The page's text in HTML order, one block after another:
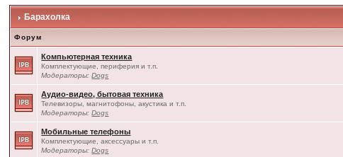
Барахолка
Форум
Компьютерная техника
Комплектующие, периферия и т.п.
Модераторы:Dogs
Аудио-видео, бытовая техника
Телевизоры, магнитофоны, акустика и т.п.
Модераторы:Dogs
Мобильные телефоны
Комплектующие, аксессуары и т.п.
Модераторы:Dogs